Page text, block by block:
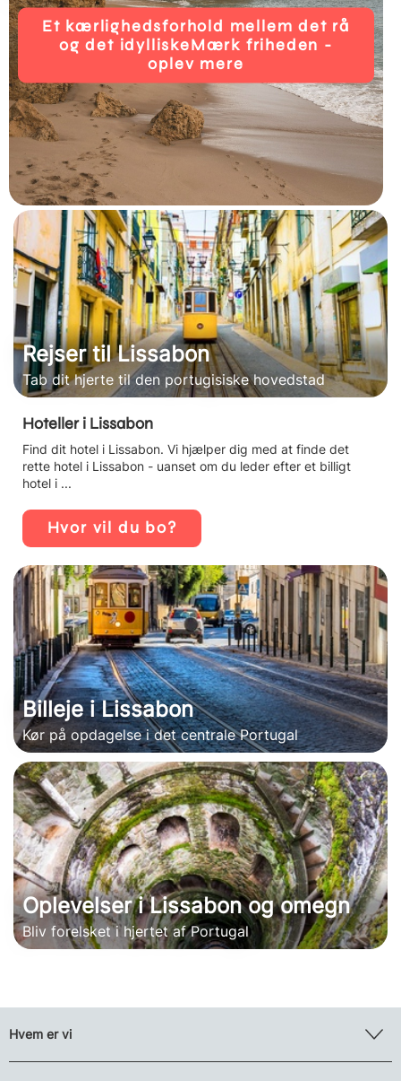
Et kærlighedsforhold mellem det rå
og det idylliskeMærk friheden -
oplev mere
Rejser til Lissabon
Tab dit hjerte til den portugisiske hovedstad
Hoteller i Lissabon
Find dit hotel i Lissabon. Vi hjælper dig med at finde det
rette hotel i Lissabon - uanset om du leder efter et billigt
hotel i ...
Hvor vil du bo?
Billeje i Lissabon
Kør på opdagelse i det centrale Portugal
Oplevelser i Lissabon og omegn
Bliv forelsket i hjertet af Portugal
Hvem er vi